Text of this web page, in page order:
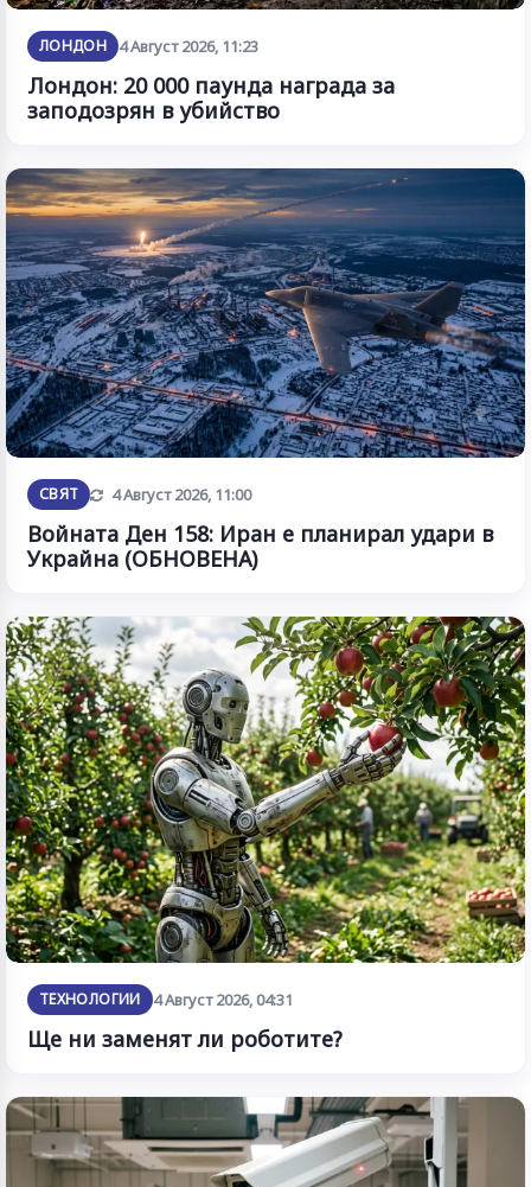
ЛОНДОН 4 Август 2026, 11:23
Лондон: 20 000 паунда награда за
заподозрян в убийство
СВЯТ Обновена
4 Август 2026, 11:00
Войната Ден 158: Иран е планирал удари в
Украйна (ОБНОВЕНА)
ТЕХНОЛОГИИ 4 Август 2026, 04:31
Ще ни заменят ли роботите?